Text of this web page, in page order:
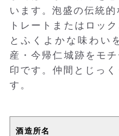
います。泡盛の伝統
トレートまたはロッ
とふくよかな味わい
産・今帰仁城跡をモ
印です。仲間とじっ
す。
酒造所名